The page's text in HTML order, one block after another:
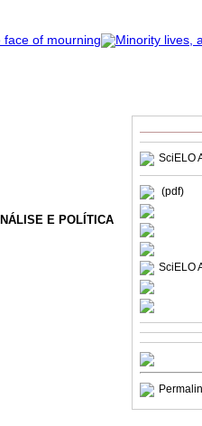
SciELO
(pdf)
SciELO
E POLÍTICA